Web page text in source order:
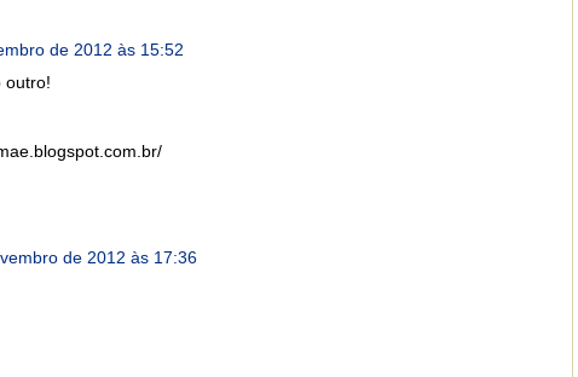
de 2012 às 15:52
outro!
de 2012 às 17:36